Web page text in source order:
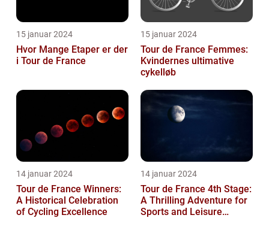
15 januar 2024
Hvor Mange Etaper er der
i Tour de France
15 januar 2024
Tour de France Femmes:
Kvindernes ultimative
cykelløb
14 januar 2024
Tour de France Winners:
A Historical Celebration
of Cycling Excellence
14 januar 2024
Tour de France 4th Stage:
A Thrilling Adventure for
Sports and Leisure